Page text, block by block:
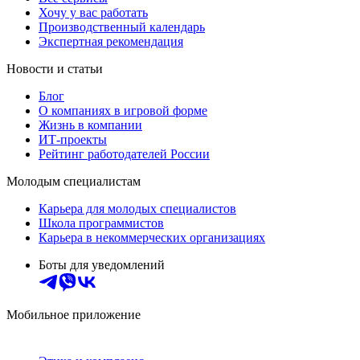
Хочу у вас работать
Производственный календарь
Экспертная рекомендация
Новости и статьи
Блог
О компаниях в игровой форме
Жизнь в компании
ИТ-проекты
Рейтинг работодателей России
Молодым специалистам
Карьера для молодых специалистов
Школа программистов
Карьера в некоммерческих организациях
Боты для уведомлений
Мобильное приложение